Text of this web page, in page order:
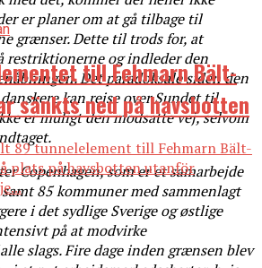
er planer om at gå tilbage til
grænser. Dette til trods for, at
restriktionerne og indleder den
Det paradoksale siden den
kan rejse over Sundet til
er muligt den modsatte vej, selvom
Copenhagen, som er et samarbejde
85 kommuner med sammenlagt
i det sydlige Sverige og østlige
på at modvirke
slags. Fire dage inden grænsen blev
till Fehmarn Bält-
sänkts ned på havsbotten
89 tunnelelement till Fehmarn Bält-
plats på havsbotten utanför